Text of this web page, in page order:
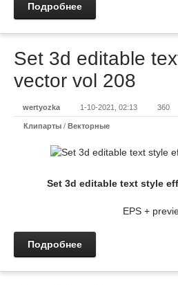
Подробнее
Set 3d editable
vector vol 208
wertyozka 1-10-2021, 02:13 360
Клипарты / Векторные
Set 3d editable text style
EPS +
Подробнее